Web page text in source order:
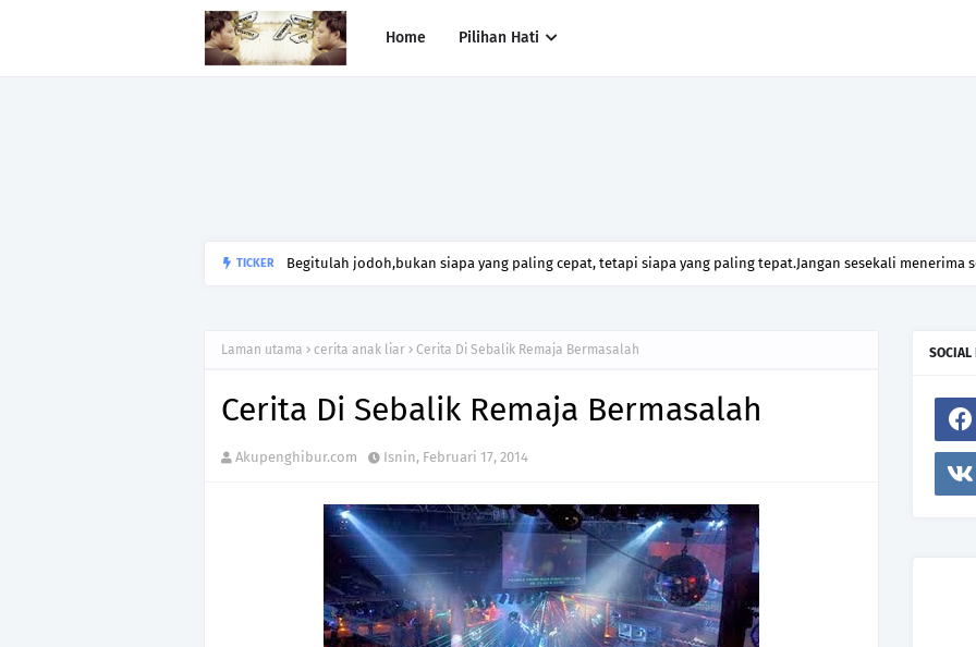
Home Pilihan Hati
TICKER
Begitulah jodoh,bukan siapa yang paling cepat, tetapi siapa yang paling tepat.Jangan sesekali menerima
Laman utama cerita anak liar Cerita Di Sebalik Remaja Bermasalah
Cerita Di Sebalik Remaja Bermasalah
Akupenghibur.com Isnin, Februari 17, 2014
SOCIAL